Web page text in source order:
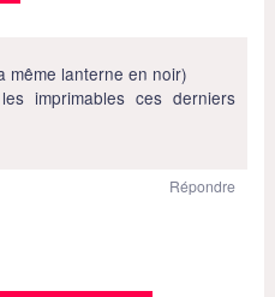
même lanterne en noir)
imprimables ces derniers
Répondre